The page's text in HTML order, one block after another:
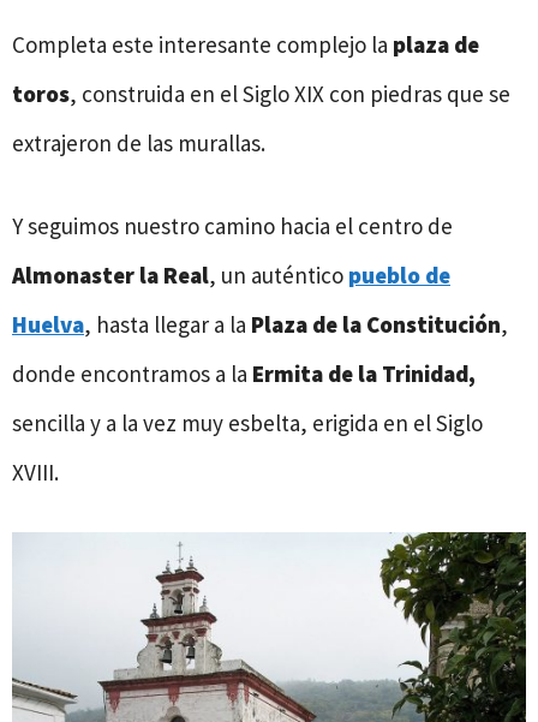
Completa este interesante complejo la plaza de
toros, construida en el Siglo XIX con piedras que se
extrajeron de las murallas.
Y seguimos nuestro camino hacia el centro de
Almonaster la Real, un auténtico pueblo de
Huelva, hasta llegar a la Plaza de la Constitución,
donde encontramos a la Ermita de la Trinidad,
sencilla y a la vez muy esbelta, erigida en el Siglo
XVIII.